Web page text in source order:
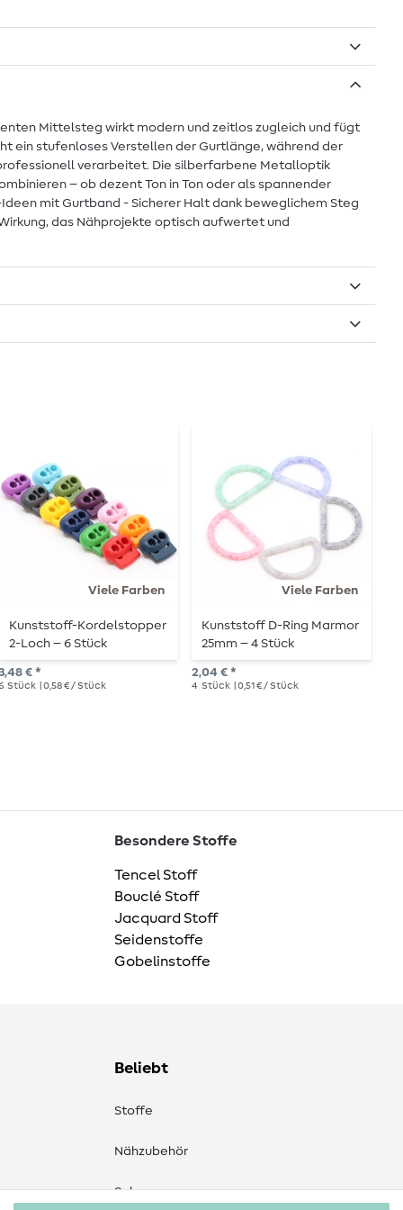
Mittelsteg wirkt modern und zeitlos zugleich und fügt
ein stufenloses Verstellen der Gurtlänge, während der
verarbeitet. Die silberfarbene Metalloptik
– ob dezent Ton in Ton oder als spannender
mit Gurtband - Sicherer Halt dank beweglichem Steg
das Nähprojekte optisch aufwertet und
Viele Farben
Kunststoff-Kordelstopper
2-Loch – 6 Stück
€ *
Stück | 0,58 € / Stück
Viele Farben
Kunststoff D-Ring Marmor
25mm – 4 Stück
2,04 € *
4 Stück | 0,51 € / Stück
Besondere Stoffe
Tencel Stoff
Bouclé Stoff
Jacquard Stoff
Seidenstoffe
Gobelinstoffe
Beliebt
Stoffe
Nähzubehör
Sale